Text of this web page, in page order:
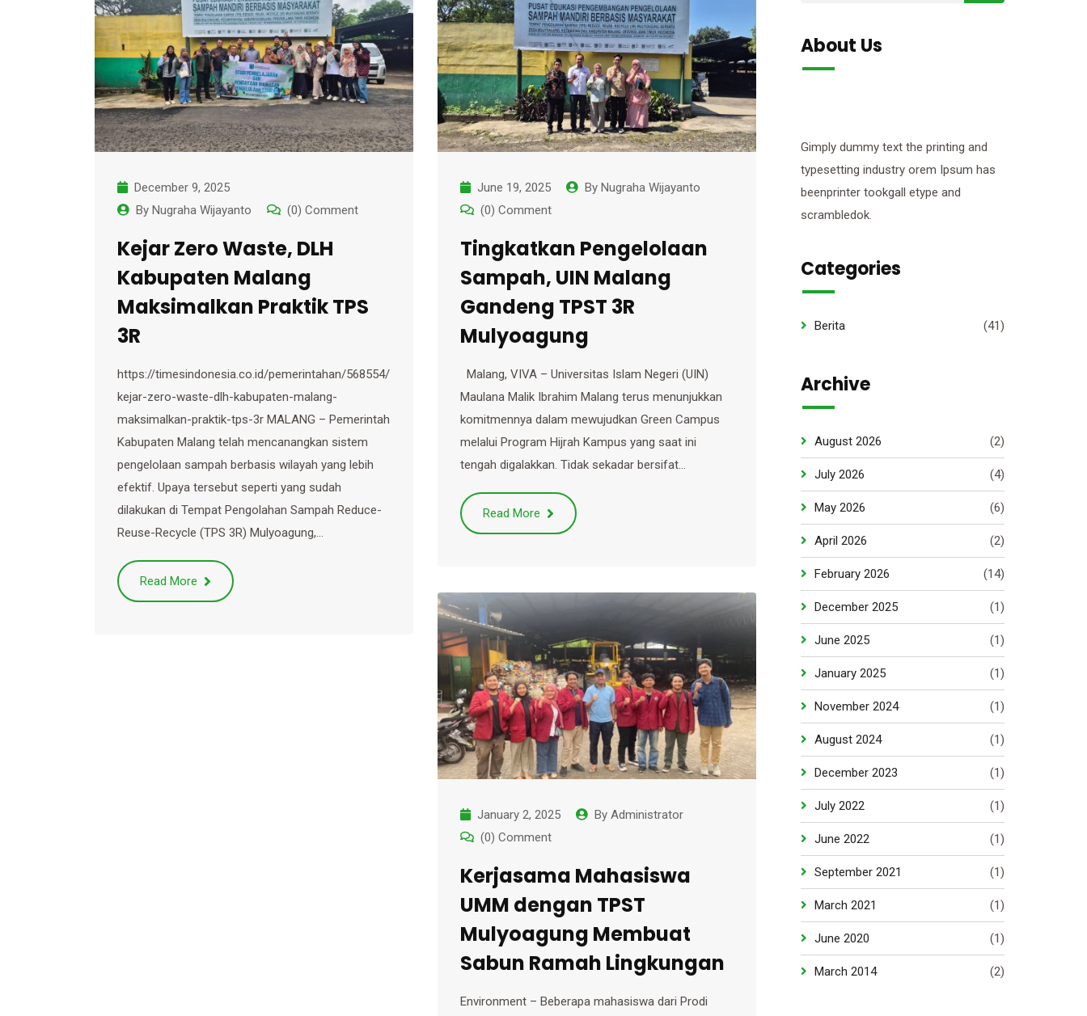
December 9, 2025
By Nugraha Wijayanto (0) Comment
Kejar Zero Waste, DLH
Kabupaten Malang
Maksimalkan Praktik TPS
3R
https://timesindonesia.co.id/pemerintahan/568554/
kejar-zero-waste-dlh-kabupaten-malang-
maksimalkan-praktik-tps-3r MALANG – Pemerintah
Kabupaten Malang telah mencanangkan sistem
pengelolaan sampah berbasis wilayah yang lebih
efektif. Upaya tersebut seperti yang sudah
dilakukan di Tempat Pengolahan Sampah Reduce-
Reuse-Recycle (TPS 3R) Mulyoagung,…
Read More
June 19, 2025 By Nugraha Wijayanto
(0) Comment
Tingkatkan Pengelolaan
Sampah, UIN Malang
Gandeng TPST 3R
Mulyoagung
Malang, VIVA – Universitas Islam Negeri (UIN)
Maulana Malik Ibrahim Malang terus menunjukkan
komitmennya dalam mewujudkan Green Campus
melalui Program Hijrah Kampus yang saat ini
tengah digalakkan. Tidak sekadar bersifat…
Read More
January 2, 2025 By Administrator
(0) Comment
Kerjasama Mahasiswa
UMM dengan TPST
Mulyoagung Membuat
Sabun Ramah Lingkungan
Environment – Beberapa mahasiswa dari Prodi
About Us
Gimply dummy text the printing and
typesetting industry orem Ipsum has
beenprinter tookgall etype and
scrambledok.
Categories
Berita (41)
Archive
August 2026 (2)
July 2026 (4)
May 2026 (6)
April 2026 (2)
February 2026 (14)
December 2025 (1)
June 2025 (1)
January 2025 (1)
November 2024 (1)
August 2024 (1)
December 2023 (1)
July 2022 (1)
June 2022 (1)
September 2021 (1)
March 2021 (1)
June 2020 (1)
March 2014 (2)